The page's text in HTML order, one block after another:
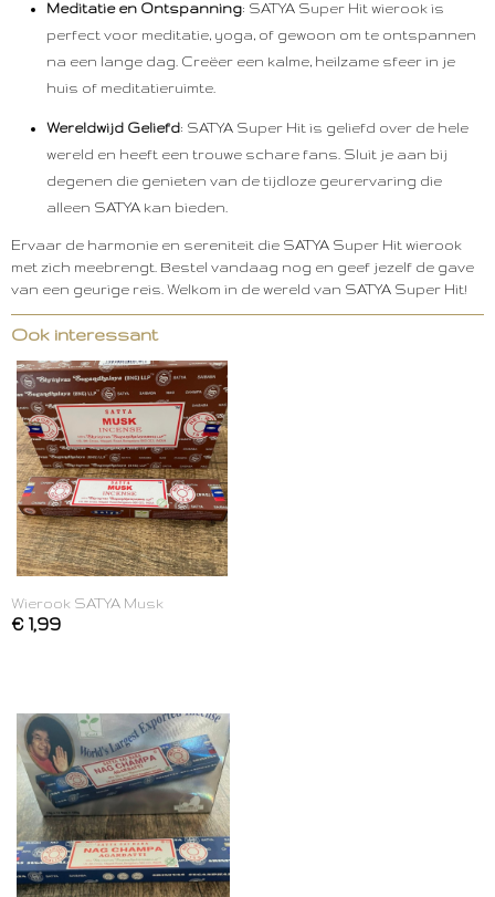
Meditatie en Ontspanning: SATYA Super Hit wierook is
perfect voor meditatie, yoga, of gewoon om te ontspannen
na een lange dag. Creëer een kalme, heilzame sfeer in je
huis of meditatieruimte.
Wereldwijd Geliefd: SATYA Super Hit is geliefd over de hele
wereld en heeft een trouwe schare fans. Sluit je aan bij
degenen die genieten van de tijdloze geurervaring die
alleen SATYA kan bieden.
Ervaar de harmonie en sereniteit die SATYA Super Hit wierook
met zich meebrengt. Bestel vandaag nog en geef jezelf de gave
van een geurige reis. Welkom in de wereld van SATYA Super Hit!
Ook interessant
Wierook SATYA Musk
€ 1,99